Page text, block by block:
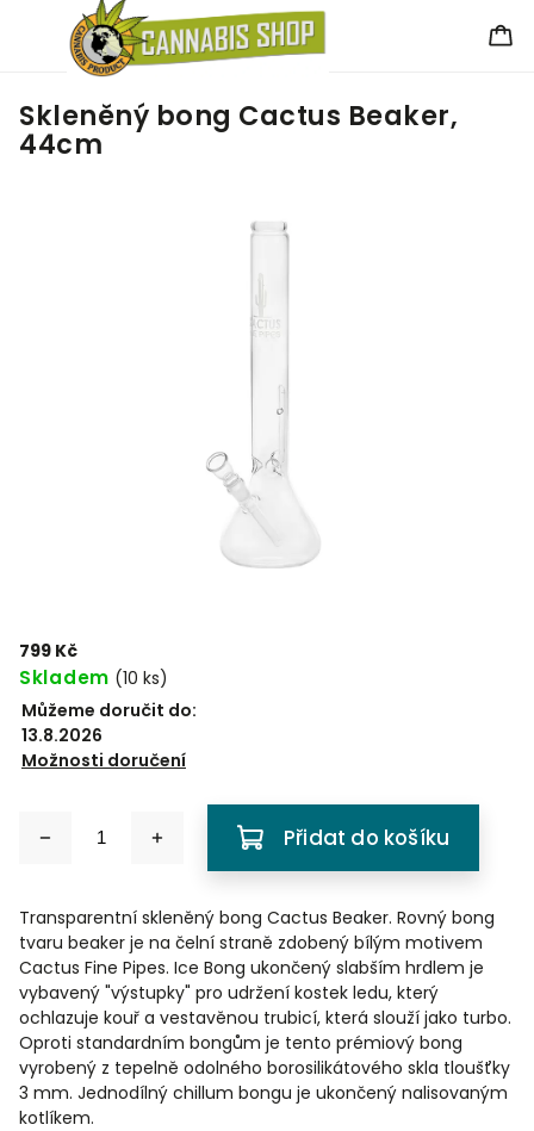
Skleněný bong Cactus Beaker,
44cm
799 Kč
Skladem (10 ks)
Můžeme doručit do:
13.8.2026
Možnosti doručení
Přidat do košíku
Transparentní skleněný bong Cactus Beaker. Rovný bong
tvaru beaker je na čelní straně zdobený bílým motivem
Cactus Fine Pipes. Ice Bong ukončený slabším hrdlem je
vybavený "výstupky" pro udržení kostek ledu, který
ochlazuje kouř a vestavěnou trubicí, která slouží jako turbo.
Oproti standardním bongům je tento prémiový bong
vyrobený z tepelně odolného borosilikátového skla tloušťky
3 mm. Jednodílný chillum bongu je ukončený nalisovaným
kotlíkem.